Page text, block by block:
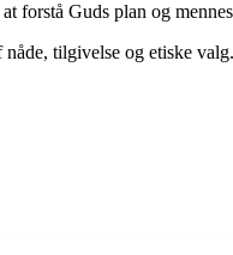
forstå Guds plan og
tilgivelse og etiske valg.